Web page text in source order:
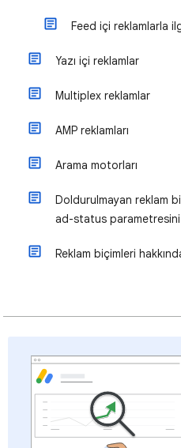
Feed içi reklamlarla
Yazı içi reklamlar
Multiplex reklamlar
AMP reklamları
Arama motorları
Doldurulmayan reklam
ad-status parametresini
Reklam biçimleri